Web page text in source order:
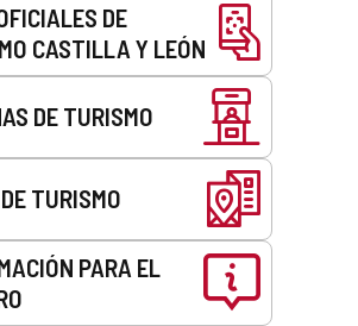
DE
CASTILLA Y LEÓN
DE TURISMO
TURISMO
PARA EL